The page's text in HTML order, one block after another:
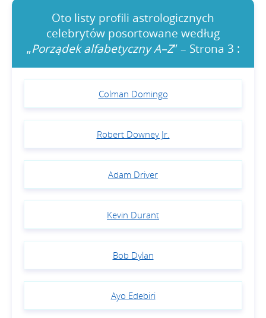
Oto listy profili astrologicznych
celebrytów posortowane według
„Porządek alfabetyczny A–Z” – Strona 3 :
Colman Domingo
Robert Downey Jr.
Adam Driver
Kevin Durant
Bob Dylan
Ayo Edebiri